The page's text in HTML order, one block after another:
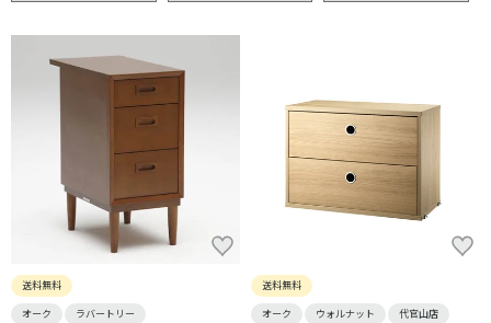
送料無料
オーク
ラバートリー
送料無料
オーク
ウォルナット
代官山店